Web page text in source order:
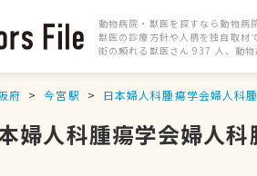
動物病院・獣医を探すなら動物病
獣医の診療方針や人柄を独自取材
街の頼れる獣医さん 937 人、動
府 今宮駅 日本婦人科腫瘍学会婦人科
婦人科腫瘍学会婦人